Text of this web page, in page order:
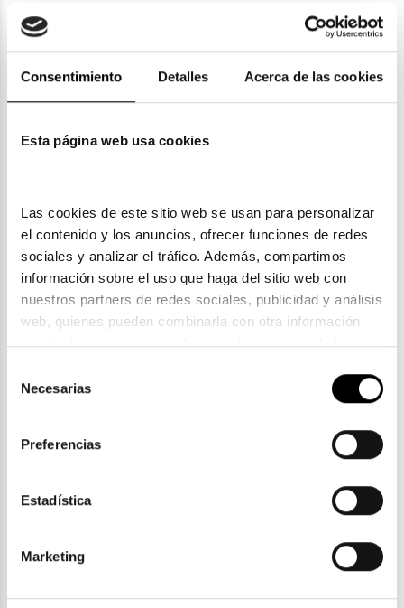
Consentimiento Detalles Acerca de las cookies
Esta página web usa cookies
Las cookies de este sitio web se usan para personalizar
el contenido y los anuncios, ofrecer funciones de redes
sociales y analizar el tráfico. Además, compartimos
información sobre el uso que haga del sitio web con
nuestros partners de redes sociales, publicidad y análisis
web, quienes pueden combinarla con otra información
que les haya proporcionado o que hayan recopilado a
la política de privacidad en el siguiente
. Consulta
Necesarias
Preferencias
Estadística
Marketing
También te puede gustar